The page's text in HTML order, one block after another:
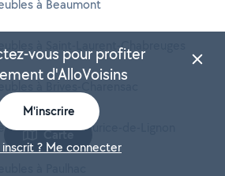
à Beaumont
à Saint-Laurent-Chabreuges
à Brives-Charensac
à Saint-Maurice-de-Lignon
Carte
vous pour profiter
d'AlloVoisins
M'inscrire
inscrit ? Me connecter